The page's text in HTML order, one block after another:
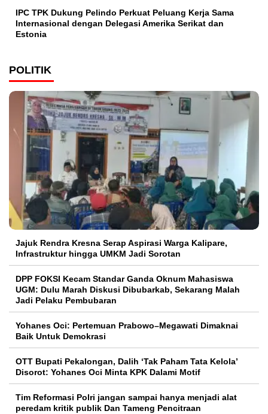
IPC TPK Dukung Pelindo Perkuat Peluang Kerja Sama
Internasional dengan Delegasi Amerika Serikat dan
Estonia
POLITIK
Jajuk Rendra Kresna Serap Aspirasi Warga Kalipare,
Infrastruktur hingga UMKM Jadi Sorotan
DPP FOKSI Kecam Standar Ganda Oknum Mahasiswa
UGM: Dulu Marah Diskusi Dibubarkab, Sekarang Malah
Jadi Pelaku Pembubaran
Yohanes Oci: Pertemuan Prabowo–Megawati Dimaknai
Baik Untuk Demokrasi
OTT Bupati Pekalongan, Dalih ‘Tak Paham Tata Kelola’
Disorot: Yohanes Oci Minta KPK Dalami Motif
Tim Reformasi Polri jangan sampai hanya menjadi alat
peredam kritik publik Dan Tameng Pencitraan